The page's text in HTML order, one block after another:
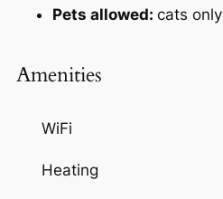
Pets allowed: cats only
Amenities
WiFi
Heating